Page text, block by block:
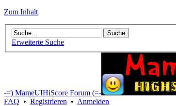
Zum Inhalt
Erweiterte Suche
-=) MameUIHiScore Forum (=-
FAQ • Registrieren • Anmelden